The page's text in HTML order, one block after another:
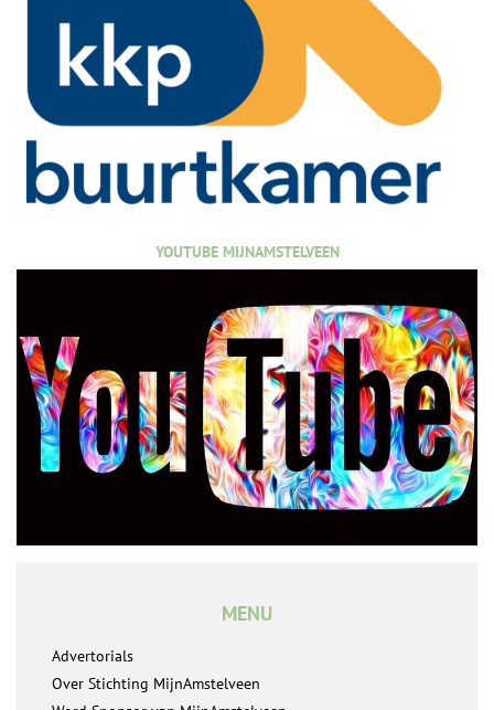
YOUTUBE MIJNAMSTELVEEN
MENU
Advertorials
Over Stichting MijnAmstelveen